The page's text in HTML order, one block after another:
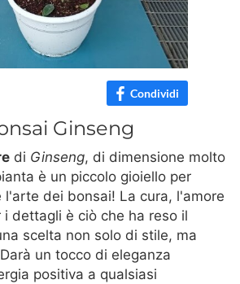
Condividi
Ginseng
di Ginseng, di dimensione molto
è un piccolo gioiello per
l'arte dei bonsai! La cura, l'amore
dettagli è ciò che ha reso il
scelta non solo di stile, ma
un tocco di eleganza
positiva a qualsiasi